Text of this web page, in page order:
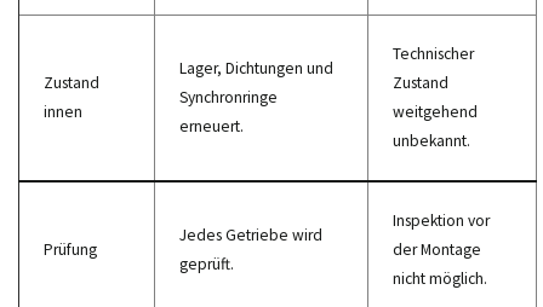
Zustand
innen
Lager, Dichtungen und
Synchronringe
erneuert.
Technischer
Zustand
weitgehend
unbekannt.
Prüfung
Jedes Getriebe wird
geprüft.
Inspektion vor
der Montage
nicht möglich.